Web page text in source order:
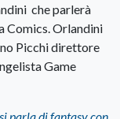
che parlerà
Comics. Orlandini
Picchi direttore
Game